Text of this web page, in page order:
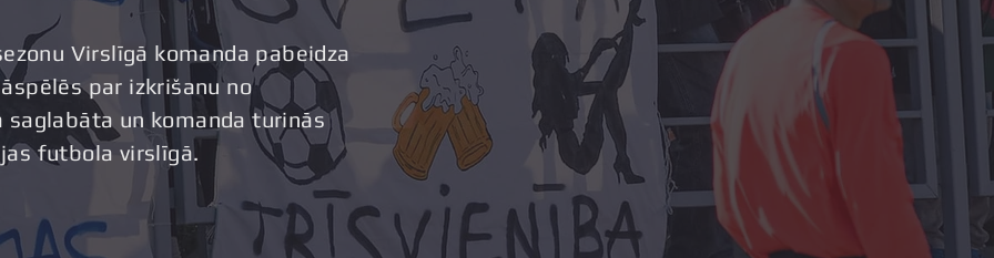
Virslīgā komanda pabeidza
par izkrišanu no
un komanda turinās
futbola virslīgā.